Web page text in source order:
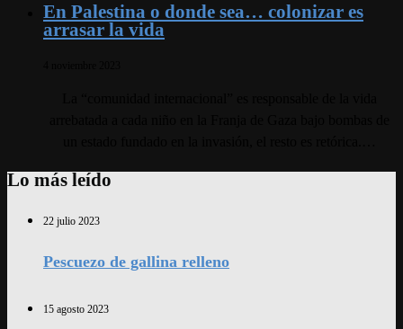
En Palestina o donde sea… colonizar es
arrasar la vida
Lo más leído
22 julio 2023
Pescuezo de gallina relleno
15 agosto 2023